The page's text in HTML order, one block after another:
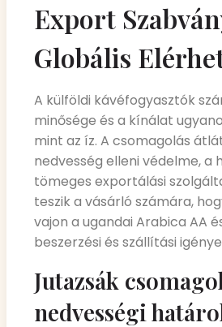
Export
Globális
A külföldi kávéfogyasztók
minősége és a kínálat
mint az íz. A csomagolás
nedvesség elleni védelme, a
tömeges exportálási
teszik a vásárló számára,
vajon a ugandai Arabica AA
beszerzési és szállítási
Jutazsák
nedvességi